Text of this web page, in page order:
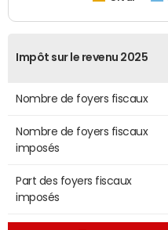
Impôt sur le revenu 2025
Nombre de foyers fiscaux
Nombre de foyers fiscaux
imposés
Part des foyers fiscaux
imposés